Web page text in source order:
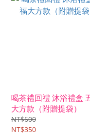
喝茶禮回禮 沐浴禮盒
大方款（附贈提袋）
NT$600
NT$350